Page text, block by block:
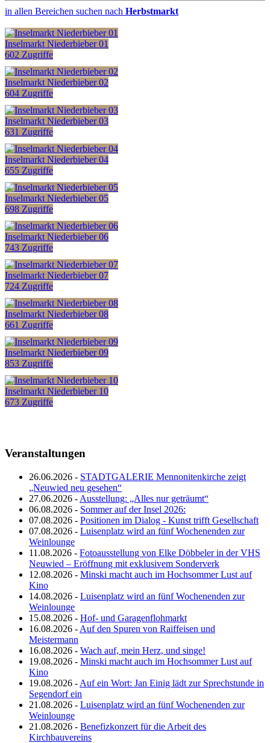
in allen Bereichen suchen nach Herbstmarkt
Inselmarkt Niederbieber 01
602 Zugriffe
Inselmarkt Niederbieber 02
604 Zugriffe
Inselmarkt Niederbieber 03
631 Zugriffe
Inselmarkt Niederbieber 04
655 Zugriffe
Inselmarkt Niederbieber 05
698 Zugriffe
Inselmarkt Niederbieber 06
743 Zugriffe
Inselmarkt Niederbieber 07
724 Zugriffe
Inselmarkt Niederbieber 08
661 Zugriffe
Inselmarkt Niederbieber 09
853 Zugriffe
Inselmarkt Niederbieber 10
673 Zugriffe
Veranstaltungen
26.06.2026 - STADTGALERIE Mennonitenkirche zeigt
„Neuwied neu gesehen“
27.06.2026 - Ausstellung: „Alles nur geträumt“
06.08.2026 - Sommer auf der Insel 2026:
07.08.2026 - Positionen im Dialog - Kunst trifft Gesellschaft
07.08.2026 - Luisenplatz wird an fünf Wochenenden zur
Weinlounge
11.08.2026 - Fotoausstellung von Elke Döbbeler in der VHS
Neuwied – Eröffnung mit exklusivem Sonderverk
12.08.2026 - Minski macht auch im Hochsommer Lust auf
Kino
14.08.2026 - Luisenplatz wird an fünf Wochenenden zur
Weinlounge
15.08.2026 - Hof- und Garagenflohmarkt
16.08.2026 - Auf den Spuren von Raiffeisen und
Meistermann
16.08.2026 - Wach auf, mein Herz, und singe!
19.08.2026 - Minski macht auch im Hochsommer Lust auf
Kino
19.08.2026 - Auf ein Wort: Jan Einig lädt zur Sprechstunde in
Segendorf ein
21.08.2026 - Luisenplatz wird an fünf Wochenenden zur
Weinlounge
21.08.2026 - Benefizkonzert für die Arbeit des
Kirchbauvereins